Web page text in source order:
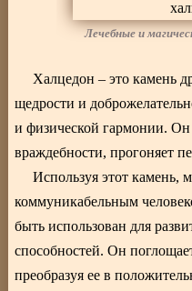
Лечебные и
Халцедон – это камень
щедрости и
и физической гармонии. Он
враждебности, прогоняет
Используя этот камень,
коммуникабельным
быть использован для
способностей. Он
преобразуя ее в